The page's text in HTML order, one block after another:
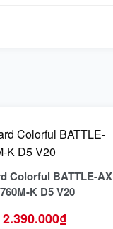
Colorful BATTLE-AX
K D5 V20
2.390.000₫